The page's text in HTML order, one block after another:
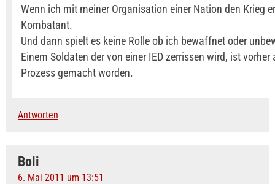
Wenn ich mit meiner Organisation einer Nation den Krieg
Kombatant.
Und dann spielt es keine Rolle ob ich bewaffnet oder
Einem Soldaten der von einer IED zerrissen wird, ist vorher
Prozess gemacht worden.
Antworten
Boli
6. Mai 2011 um 13:51